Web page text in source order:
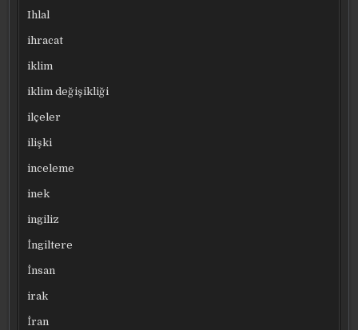
Ihlal
ihracat
iklim
iklim değişikliği
ilçeler
ilişki
inceleme
inek
ingiliz
İngiltere
İnsan
irak
İran